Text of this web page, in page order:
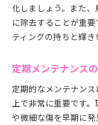
化しましょう。また
に除去することが重
ティングの持ちと輝き
定期メンテナンス
定期的なメンテナン
上で非常に重要です
や微細な傷を早期に